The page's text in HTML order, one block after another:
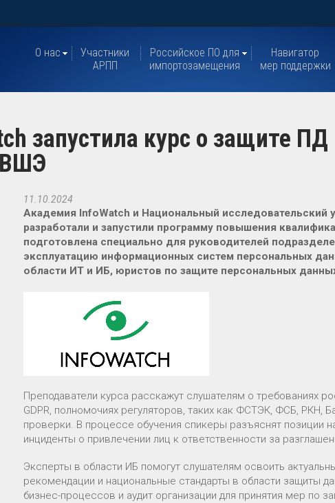
О нас
Участники
АРПП
Российское ПО для
импортозамещения
Навигатор
мер поддержки
запустила курс о защите ПД
ВШЭ
11.10.2024
Академия InfoWatch и Национальный
разработали и запустили программу повышения
подготовлена специально для руководителей
эксплуатацию информационных систем персональных
области ИТ и ИБ, юристов по защите персональных
Преподаватели курса расскажут слушателям о требованиях
GDPR, полномочиях регуляторов, таких как ФСТЭК, ФСБ, РКН,
проверки. В процессе обучения спикеры разъяснят позиции
инциденты о привлечении лиц к ответственности за
Эксперты в области ИБ помогут слушателям освоить
рекомендации и национальные стандарты в области защиты
бизнес-процессов и аудит организации для принятия мер по